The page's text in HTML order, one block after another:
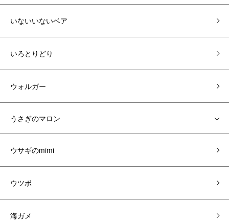
いないいないベア
いろとりどり
ウォルガー
うさぎのマロン
ウサギのmimi
ウツボ
海ガメ